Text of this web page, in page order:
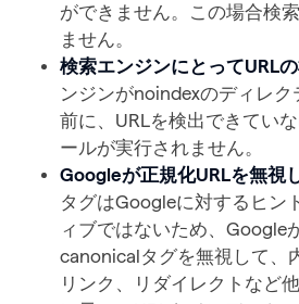
ができません。この場合検
ません。
検索エンジンにとってURL
ンジンがnoindexのディレク
前に、URLを検出できてい
ールが実行されません。
Googleが正規化URLを無視
タグはGoogleに対するヒン
ィブではないため、Google
canonicalタグを無視して、
リンク、リダイレクトなど